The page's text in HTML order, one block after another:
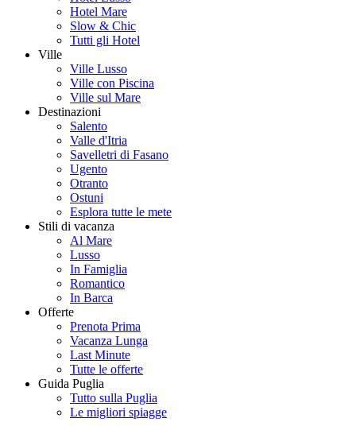
Hotel Mare
Slow & Chic
Tutti gli Hotel
Ville
Ville Lusso
Ville con Piscina
Ville sul Mare
Destinazioni
Salento
Valle d'Itria
Savelletri di Fasano
Ugento
Otranto
Ostuni
Esplora tutte le mete
Stili di vacanza
Al Mare
Lusso
In Famiglia
Romantico
In Barca
Offerte
Prenota Prima
Vacanza Lunga
Last Minute
Tutte le offerte
Guida Puglia
Tutto sulla Puglia
Le migliori spiagge